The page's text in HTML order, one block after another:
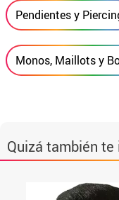
Pendientes y
Monos, Maillots y
Quizá también te